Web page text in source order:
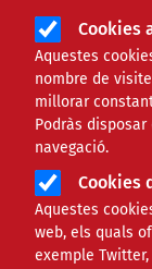
Cookies
Aquestes
nombre de
millorar
Podràs
navegació.
Cookies
Aquestes
web, els quals
exemple Twitter,
Comparteix
F
X